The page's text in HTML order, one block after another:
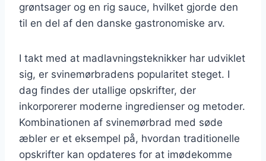
grøntsager og en rig sauce, hvilket gjorde den
til en del af den danske gastronomiske arv.
I takt med at madlavningsteknikker har udviklet
sig, er svinemørbradens popularitet steget. I
dag findes der utallige opskrifter, der
inkorporerer moderne ingredienser og metoder.
Kombinationen af svinemørbrad med søde
æbler er et eksempel på, hvordan traditionelle
opskrifter kan opdateres for at imødekomme